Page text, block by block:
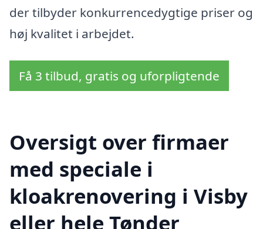
der tilbyder konkurrencedygtige priser og
høj kvalitet i arbejdet.
Få 3 tilbud, gratis og uforpligtende
Oversigt over firmaer
med speciale i
kloakrenovering i Visby
eller hele Tønder